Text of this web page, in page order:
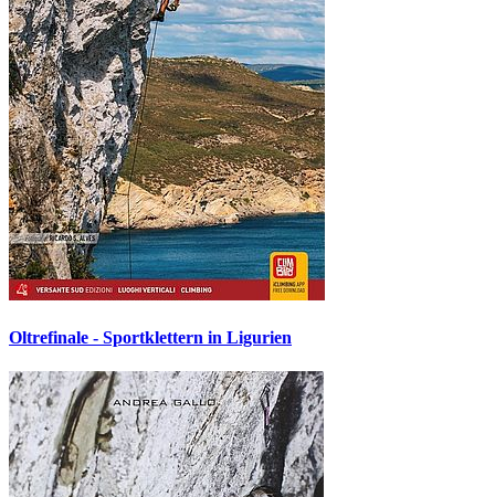
Oltrefinale - Sportklettern in Ligurien